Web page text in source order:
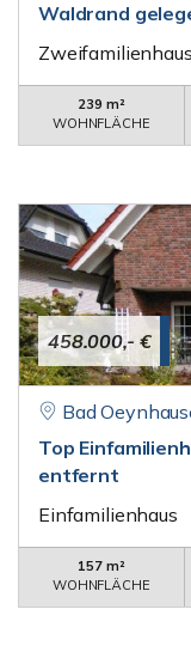
Waldrand
Zweifamilienhaus
239 m²
WOHNFLÄCHE
458.000,- €
Bad
Top
entfernt
Einfamilienhaus
157 m²
WOHNFLÄCHE